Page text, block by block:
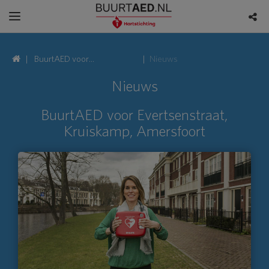
BuurtAED voor
Evertsenstraat, Kruiskamp,
Nieuws
Nieuws
BuurtAED voor Evertsenstraat,
Kruiskamp, Amersfoort